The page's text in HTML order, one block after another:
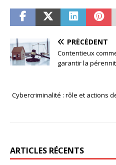
PRÉCÉDENT
Contentieux
garantir la
Cybercriminalité : rôle et actions
ARTICLES RÉCENTS